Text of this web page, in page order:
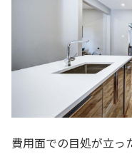
費用面での目処が立っ